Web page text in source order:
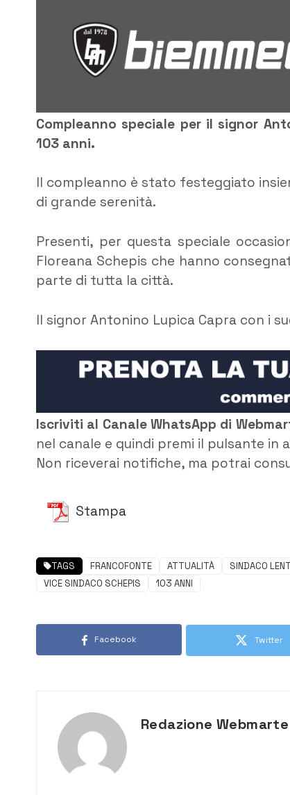
Compleanno speciale per il signor
103 anni.
Il compleanno è stato festeggiato
di grande serenità.
Presenti, per questa speciale
Floreana Schepis che hanno
parte di tutta la città.
Il signor Antonino Lupica Capra con i
Iscriviti al Canale WhatsApp di
nel canale e quindi premi il pulsante in
Non riceverai notifiche, ma potrai
Stampa
TAGS FRANCOFONTE ATTUALITÀ SINDACO
VICE SINDACO SCHEPIS
103 ANNI
Facebook Twitter
Redazione Webmarte